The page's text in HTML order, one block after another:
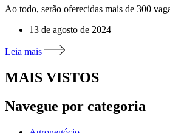
Ao todo, serão oferecidas mais de 300
13 de agosto de 2024
Leia mais
MAIS VISTOS
Navegue por categoria